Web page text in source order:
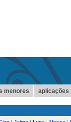
menores aplicações